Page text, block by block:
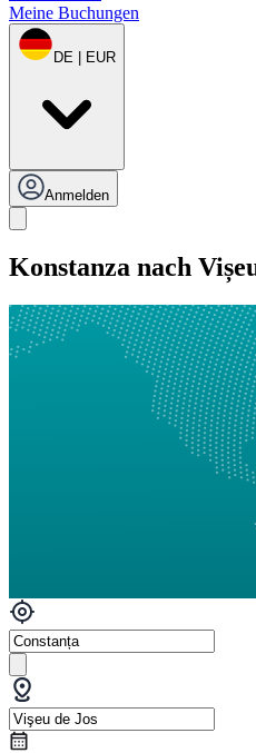
Meine Buchungen
DE | EUR
Anmelden
Konstanza nach